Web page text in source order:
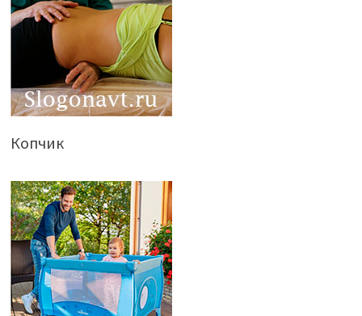
Копчик